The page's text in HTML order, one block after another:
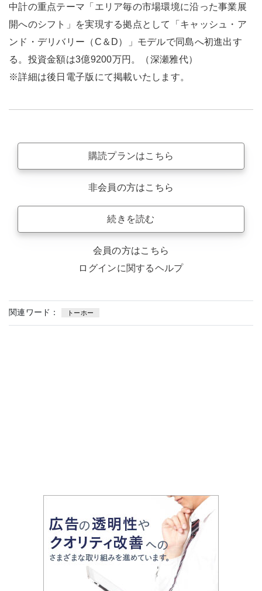
中計の重点テーマ「エリア毎の市場環境に沿った事業展
開へのシフト」を実現する拠点として「キャッシュ・ア
ンド・デリバリー（C＆D）」モデルで同島へ初進出す
る。投資金額は3億9200万円。（深瀬雅代）
※詳細は後日電子版にて掲載いたします。
購読プランはこちら
非会員の方はこちら
続きを読む
会員の方はこちら
ログインに関するヘルプ
関連ワード： トーホー